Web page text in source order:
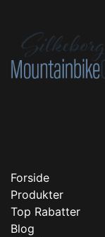
Forside
Produkter
Top Rabatter
Blog